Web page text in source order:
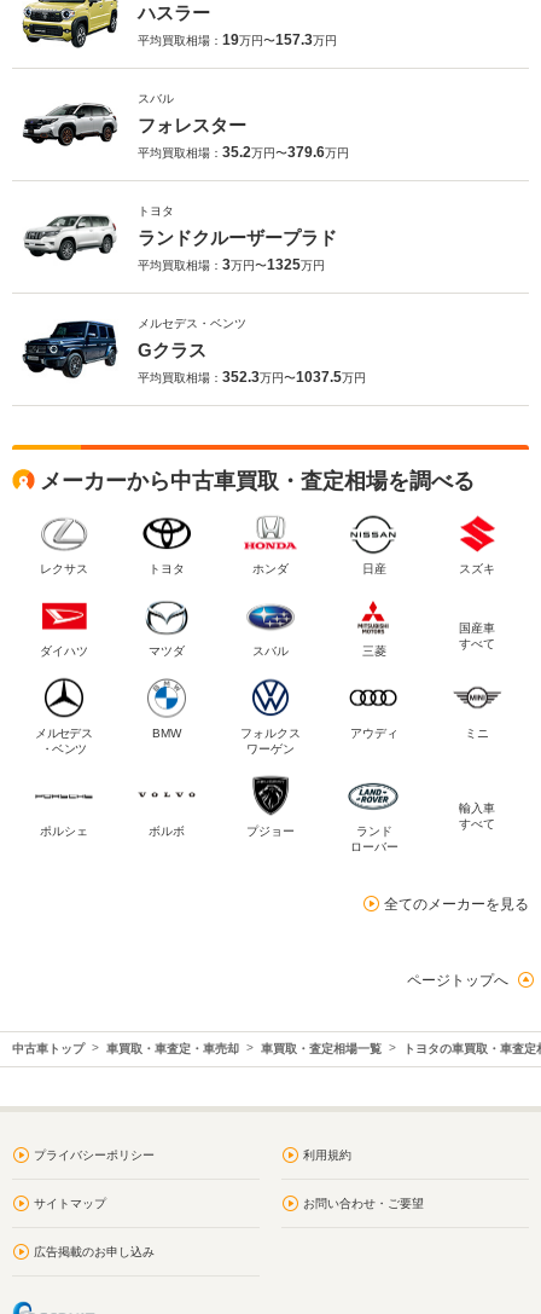
ハスラー
平均買取相場： 19万円〜157.3万円
スバル
フォレスター
平均買取相場： 35.2万円〜379.6万円
トヨタ
ランドクルーザープラド
平均買取相場： 3万円〜1325万円
メルセデス・ベンツ
Gクラス
平均買取相場： 352.3万円〜1037.5万円
メーカーから中古車買取・査定相場を調べる
レクサス トヨタ ホンダ 日産 スズキ
ダイハツ マツダ スバル 三菱
国産車
すべて
メルセデス
・ベンツ
BMW
フォルクス
ワーゲン
アウディ ミニ
ポルシェ ボルボ プジョー
ランド
ローバー
輸入車
すべて
全てのメーカーを見る
ページトップへ
中古車トップ 車買取・車査定・車売却 車買取・査定相場一覧 トヨタの車買取・車査定
プライバシーポリシー 利用規約
サイトマップ お問い合わせ・ご要望
広告掲載のお申し込み